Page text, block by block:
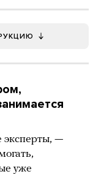
эксперты, —
уже